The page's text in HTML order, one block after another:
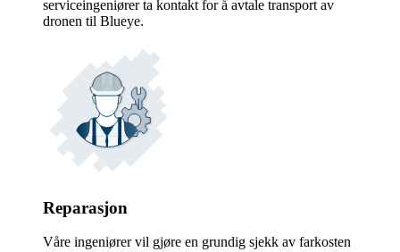
serviceingeniører ta kontakt for å avtale transport av
dronen til Blueye.
Reparasjon
Våre ingeniører vil gjøre en grundig sjekk av farkosten